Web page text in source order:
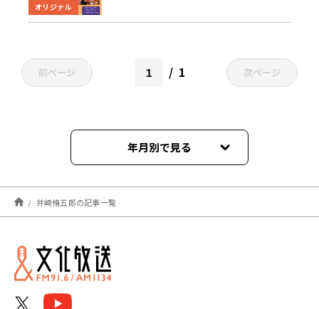
オリジナル
前ページ 1 次ページ
年月別で見る
2022年04月
井崎脩五郎の記事一覧